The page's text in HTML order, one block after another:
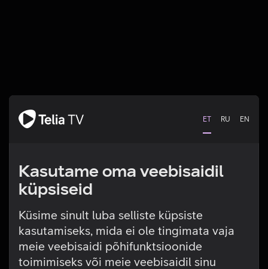
ET RU EN
Kasutame oma veebisaidil
küpsiseid
Küsime sinult luba selliste küpsiste
kasutamiseks, mida ei ole tingimata vaja
meie veebisaidi põhifunktsioonide
toimimiseks või meie veebisaidil sinu
Tehniline viga